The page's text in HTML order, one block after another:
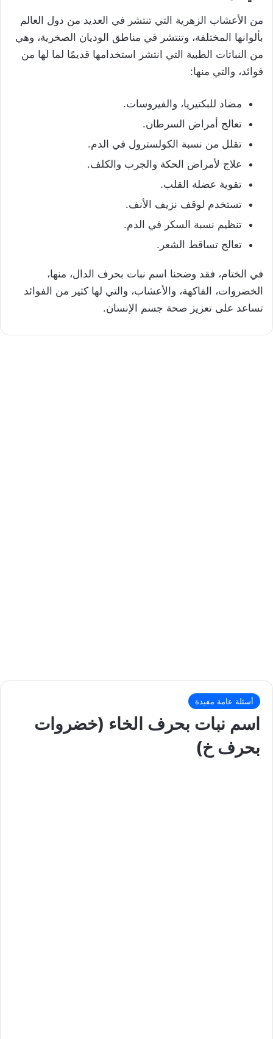
من الأعشاب الزهرية التي تنتشر في العديد من دول العالم
بألوانها المختلفة، وتنتشر في مناطق الوديان الصخرية، وهي
من النباتات الطبية التي انتشر استخدامها قديمًا لما لها من
فوائد، والتي منها:
مضاد للبكتيريا، والفيروسات.
تعالج أمراض السرطان.
تقلل من نسبة الكولسترول في الدم.
علاج لأمراض الحكة والجرب والكلف.
تقوية عضلة القلب.
تستخدم لوقف نزيف الأنف.
تنظيم نسبة السكر في الدم.
تعالج تساقط الشعر.
في الختام، فقد وضحنا اسم نبات بحرف الدال، منها،
الخضروات، الفاكهة، والأعشاب، والتي لها كثير من الفوائد
تساعد على تعزيز صحة جسم الإنسان.